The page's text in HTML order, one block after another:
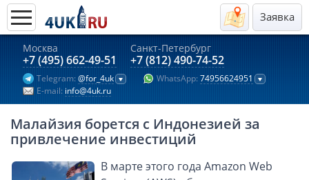
Заявка
Москва
+7 (495) 662-49-51
Санкт-Петербург
+7 (812) 490-74-52
Telegram: @for_4uk WhatsApp: 74956624951
E-mail: info@4uk.ru
Актуальные предложения 2026
Компании в Гонконге
Английские компании LTD
Киргизия (компания и счёт)
Компании в Китае
Kомпания в Канаде с лицензией MSB
Малайзия борется с Индонезией за
привлечение инвестиций
В марте этого года Amazon Web